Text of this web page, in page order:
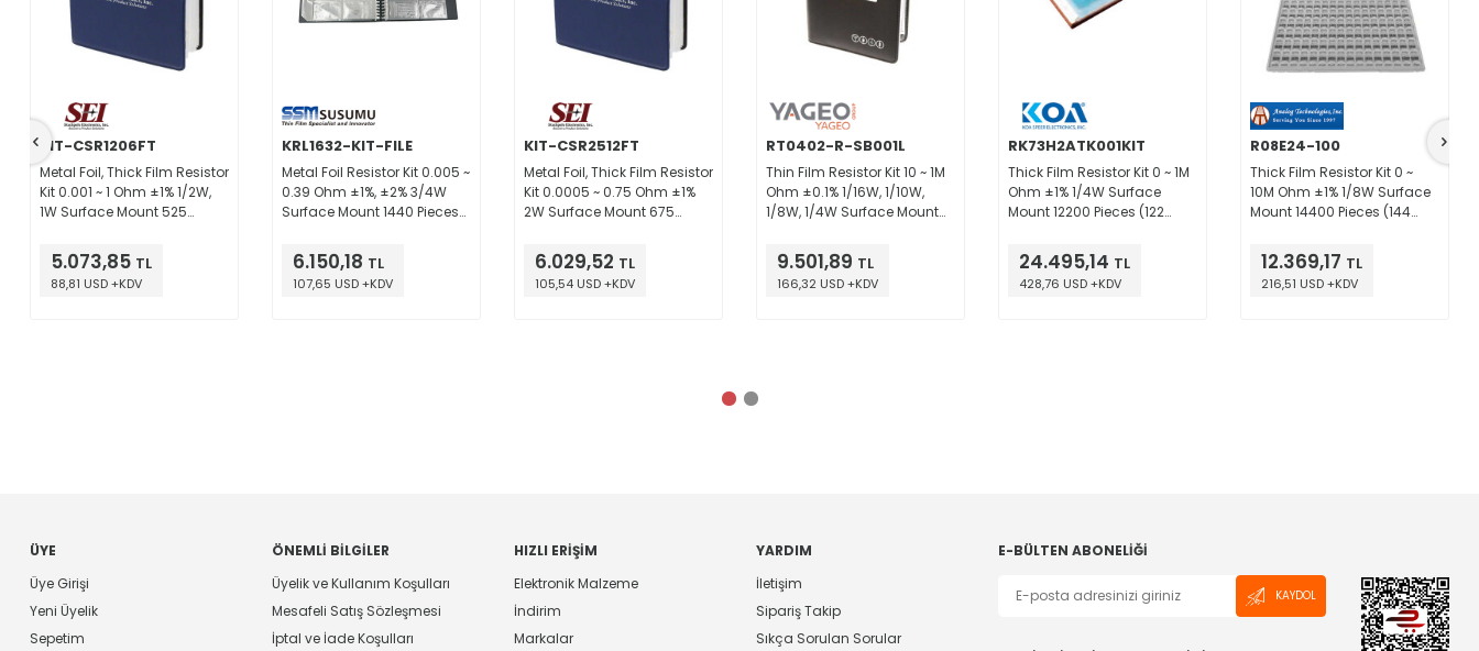
KIT-CSR1206FT
Metal Foil, Thick Film Resistor
Kit 0.001 ~ 1 Ohm ±1% 1/2W,
1W Surface Mount 525
5.073,85 TL
88,81 USD +KDV
KRL1632-KIT-FILE
Metal Foil Resistor Kit 0.005 ~
0.39 Ohm ±1%, ±2% 3/4W
Surface Mount 1440 Pieces
6.150,18 TL
107,65 USD +KDV
KIT-CSR2512FT
Metal Foil, Thick Film Resistor
Kit 0.0005 ~ 0.75 Ohm ±1%
2W Surface Mount 675
6.029,52 TL
105,54 USD +KDV
RT0402-R-SB001L
Thin Film Resistor Kit 10 ~ 1M
Ohm ±0.1% 1/16W, 1/10W,
1/8W, 1/4W Surface Mount
Each)
9.501,89 TL
166,32 USD +KDV
RK73H2ATK001KIT
Thick Film Resistor Kit 0 ~ 1M
Ohm ±1% 1/4W Surface
Mount 12200 Pieces (122
24.495,14 TL
428,76 USD +KDV
R08E24-100
Thick Film Resistor Kit 0 ~
10M Ohm ±1% 1/8W Surface
Mount 14400 Pieces (144
12.369,17 TL
216,51 USD +KDV
ÜYE
Üye Girişi
Yeni Üyelik
Sepetim
ÖNEMLI BILGILER
Üyelik ve Kullanım Koşulları
Mesafeli Satış Sözleşmesi
İptal ve İade Koşulları
HIZLI ERIŞIM
Elektronik Malzeme
İndirim
Markalar
YARDIM
İletişim
Sipariş Takip
Sıkça Sorulan Sorular
E-BÜLTEN ABONELIĞI
KAYDOL